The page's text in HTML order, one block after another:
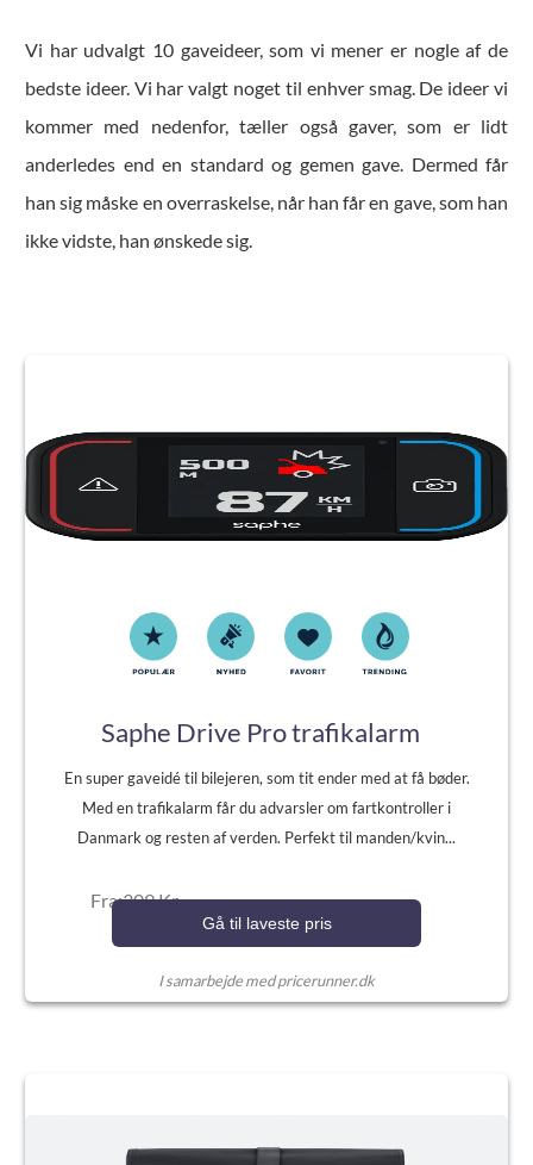
Vi har udvalgt 10 gaveideer, som vi mener er nogle af de
bedste ideer. Vi har valgt noget til enhver smag. De ideer vi
kommer med nedenfor, tæller også gaver, som er lidt
anderledes end en standard og gemen gave. Dermed får
han sig måske en overraskelse, når han får en gave, som han
ikke vidste, han ønskede sig.
Saphe Drive Pro trafikalarm
En super gaveidé til bilejeren, som tit ender med at få bøder.
Med en trafikalarm får du advarsler om fartkontroller i
Danmark og resten af verden. Perfekt til manden/kvin...
Fra:309 Kr.
Gå til laveste pris
I samarbejde med pricerunner.dk